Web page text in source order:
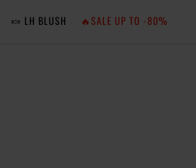
🍬 LH BLUSH 🔥SALE UP TO -80%